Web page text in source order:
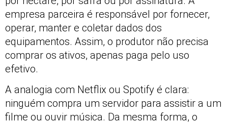
empresa parceira é responsável por fornecer,
operar, manter e coletar dados dos
equipamentos. Assim, o produtor não precisa
comprar os ativos, apenas paga pelo uso
efetivo.
A analogia com Netflix ou Spotify é clara:
ninguém compra um servidor para assistir a um
filme ou ouvir música. Da mesma forma, o